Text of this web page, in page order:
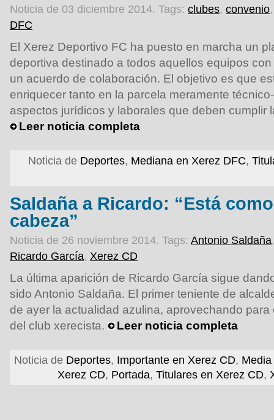
Noticia de 03 diciembre 2014. Tags: clubes, convenio
DFC
El Xerez Deportivo FC ha puesto en marcha un
deportiva destinado a todos aquellos equipos
un acuerdo de colaboración. El objetivo es que
enriquecer tanto en la parcela meramente
aspectos jurídicos y laborales que deben cumplir
Leer noticia completa
Noticia de Deportes, Mediana en Xerez DFC,
Saldaña a Ricardo: “Está
cabeza”
Noticia de 26 noviembre 2014. Tags: Antonio Saldaña
Ricardo García, Xerez CD
La última aparición de Ricardo García sigue
sido Antonio Saldaña. El primer teniente de
de ayer la actualidad azulina, aprovechando
del club xerecista.
Leer noticia completa
Noticia de Deportes, Importante en Xerez CD,
Xerez CD, Portada, Titulares en Xerez CD,